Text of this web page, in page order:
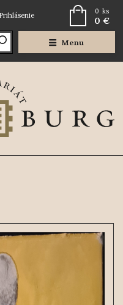
Menu
Prihlásenie 0 ks
0 €